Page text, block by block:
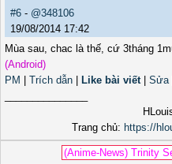
#6 - @348106
19/08/2014 17:42
Mùa sau, chac là thế, cứ 3tháng
(Android)
PM
Trích dẫn Like bài viết| Sửa|
Trang chủ: https://